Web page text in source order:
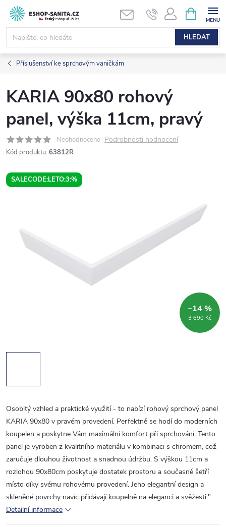
Přejít
obsah
HLEDAT
NÁKUPNÍ
KOŠÍK
Příslušenství ke sprchovým vaničkám
KARIA 90x80 rohový
panel, výška 11cm, pravý
Neohodnoceno Podrobnosti hodnocení
Kód produktu: 63812R
SALECODE:LETO:3:%
3 690 Kč
–14 %
Osobitý vzhled a praktické využití - to nabízí rohový sprchový panel
KARIA 90x80 v pravém provedení. Perfektně se hodí do moderních
koupelen a poskytne Vám maximální komfort při sprchování. Tento
panel je vyroben z kvalitního materiálu v kombinaci s chromem, což
zaručuje dlouhou životnost a snadnou údržbu. S výškou 11cm a
rozlohou 90x80cm poskytuje dostatek prostoru a současně šetří
místo díky svému rohovému provedení. Jeho elegantní design a
skleněné povrchy navíc přidávají koupelně na eleganci a svěžesti."
Detailní informace